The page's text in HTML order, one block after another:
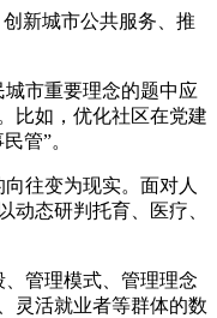
新城市公共服务、推
市重要理念的题中应
比如，优化社区在党建
管”。
往变为现实。面对人
态研判托育、医疗、
管理模式、管理理念
灵活就业者等群体的数